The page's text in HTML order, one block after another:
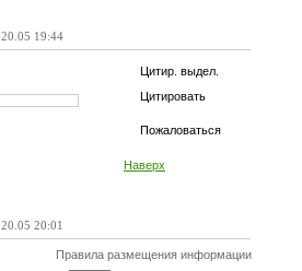
20.05 19:44
Цитир. выдел.
Цитировать
Пожаловаться
Наверх
20.05 20:01
Правила размещения информации